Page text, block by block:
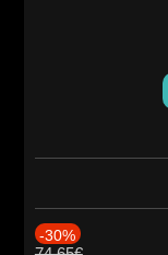
-30%